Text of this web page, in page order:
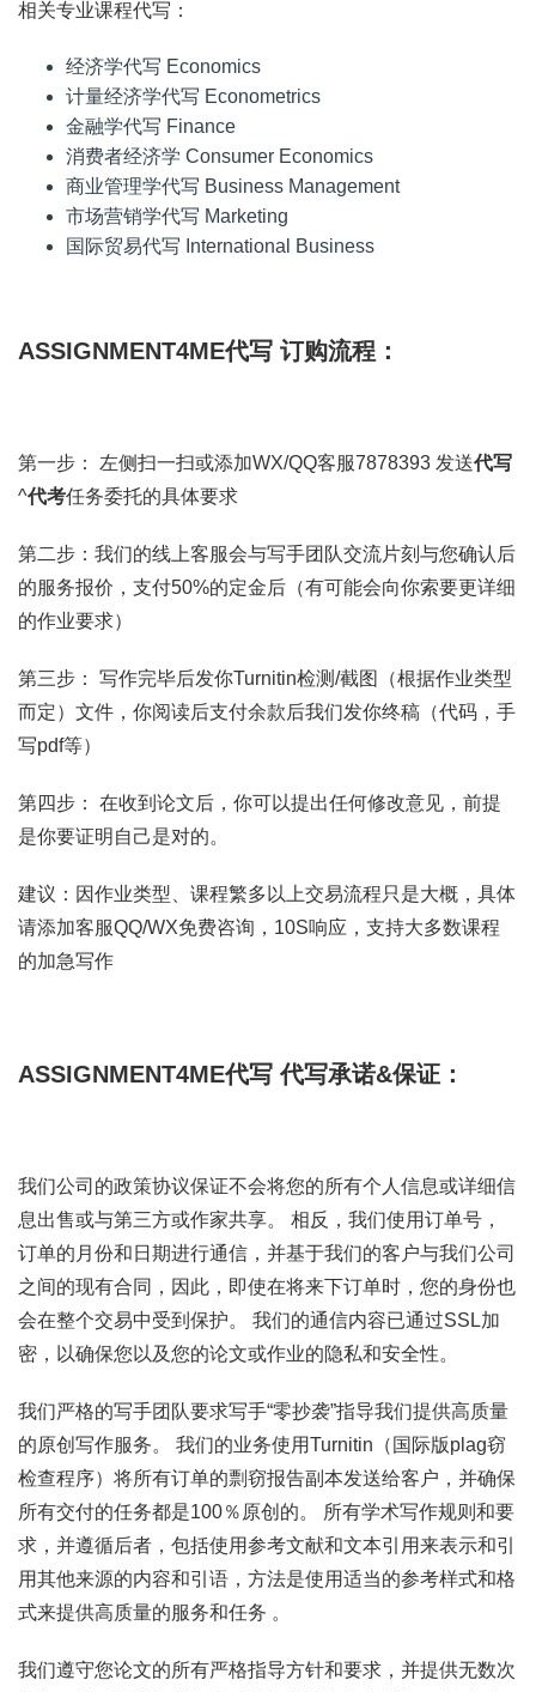
相关专业课程代写：
经济学代写 Economics
计量经济学代写 Econometrics
金融学代写 Finance
消费者经济学 Consumer Economics
商业管理学代写 Business Management
市场营销学代写 Marketing
国际贸易代写 International Business
ASSIGNMENT4ME代写 订购流程：
第一步： 左侧扫一扫或添加WX/QQ客服7878393 发送代写
^代考任务委托的具体要求
第二步：我们的线上客服会与写手团队交流片刻与您确认后
的服务报价，支付50%的定金后（有可能会向你索要更详细
的作业要求）
第三步： 写作完毕后发你Turnitin检测/截图（根据作业类型
而定）文件，你阅读后支付余款后我们发你终稿（代码，手
写pdf等）
第四步： 在收到论文后，你可以提出任何修改意见，前提
是你要证明自己是对的。
建议：因作业类型、课程繁多以上交易流程只是大概，具体
请添加客服QQ/WX免费咨询，10S响应，支持大多数课程
的加急写作
ASSIGNMENT4ME代写代写承诺&保证：
我们公司的政策协议保证不会将您的所有个人信息或详细信
息出售或与第三方或作家共享。 相反，我们使用订单号，
订单的月份和日期进行通信，并基于我们的客户与我们公司
之间的现有合同，因此，即使在将来下订单时，您的身份也
会在整个交易中受到保护。 我们的通信内容已通过SSL加
密，以确保您以及您的论文或作业的隐私和安全性。
我们严格的写手团队要求写手“零抄袭”指导我们提供高质量
的原创写作服务。 我们的业务使用Turnitin（国际版plag窃
检查程序）将所有订单的剽窃报告副本发送给客户，并确保
所有交付的任务都是100％原创的。 所有学术写作规则和要
求，并遵循后者，包括使用参考文献和文本引用来表示和引
用其他来源的内容和引语，方法是使用适当的参考样式和格
式来提供高质量的服务和任务 。
我们遵守您论文的所有严格指导方针和要求，并提供无数次